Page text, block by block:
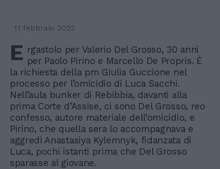
11 febbraio 2022
E rgastolo per Valerio Del Grosso, 30 anni
per Paolo Pirino e Marcello De Propris. È
la richiesta della pm Giulia Guccione nel
processo per l’omicidio di Luca Sacchi.
Nell’aula bunker di Rebibbia, davanti alla
prima Corte d’Assise, ci sono Del Grosso, reo
confesso, autore materiale dell’omicidio, e
Pirino, che quella sera lo accompagnava e
aggredì Anastasiya Kylemnyk, fidanzata di
Luca, pochi istanti prima che Del Grosso
sparasse al giovane.